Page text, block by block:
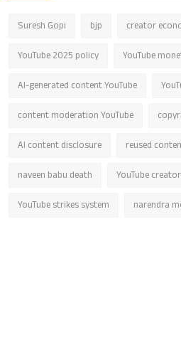
Suresh Gopi bjp creator
YouTube 2025 policy YouTube
AI-generated content YouTube
content moderation YouTube
AI content disclosure reused
naveen babu death YouTube
YouTube strikes system narendra